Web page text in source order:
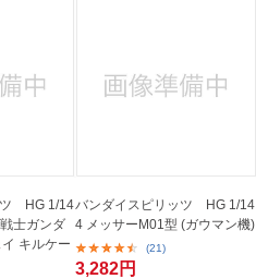
ツ HG 1/14
士ガンダ
キルケー
バンダイスピリッツ HG 1/14
4 メッサーM01型 (ガウマン機)
(21)
3,282円